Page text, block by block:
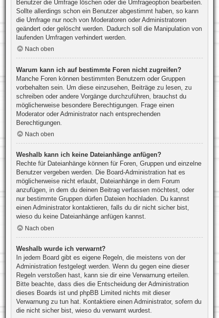
Benutzer die Umfrage löschen oder die Umfrageoption bearbeiten.
Sollte allerdings schon ein Benutzer abgestimmt haben, so kann
die Umfrage nur noch von Moderatoren oder Administratoren
geändert oder gelöscht werden. Dadurch soll die Manipulation von
laufenden Umfragen verhindert werden.
Nach oben
Warum kann ich auf bestimmte Foren nicht zugreifen?
Manche Foren können bestimmten Benutzern oder Gruppen
vorbehalten sein. Um diese einzusehen, Beiträge zu lesen, zu
schreiben oder andere Vorgänge durchzuführen, brauchst du
möglicherweise besondere Berechtigungen. Frage einen
Moderator oder Administrator nach entsprechenden
Berechtigungen.
Nach oben
Weshalb kann ich keine Dateianhänge anfügen?
Rechte für Dateianhänge können für Foren, Gruppen und einzelne
Benutzer vergeben werden. Die Board-Administration hat es
möglicherweise nicht erlaubt, Dateianhänge in dem Forum
anzufügen, in dem du deinen Beitrag verfassen möchtest, oder
nur bestimmte Gruppen dürfen Dateien hochladen. Du kannst
einen Administrator kontaktieren, falls du dir nicht sicher bist,
wieso du keine Dateianhänge anfügen kannst.
Nach oben
Weshalb wurde ich verwarnt?
In jedem Board gibt es eigene Regeln, die meistens von der
Administration festgelegt werden. Wenn du gegen eine dieser
Regeln verstoßen hast, kann sie dir eine Verwarnung erteilen.
Bitte beachte, dass dies die Entscheidung der Administration
dieses Boards ist und phpBB Limited nichts mit dieser
Verwarnung zu tun hat. Kontaktiere einen Administrator, sofern du
die nicht sicher bist, wieso du verwarnt wurdest.